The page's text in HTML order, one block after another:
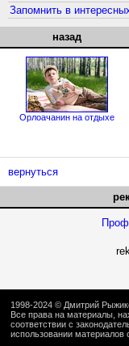
Запомнить в
назад
Орлоачанин на отдыхе
вернуться
1998-2024 © Дмитрий
Все права на материалы,
соответствии с
использовании материалов